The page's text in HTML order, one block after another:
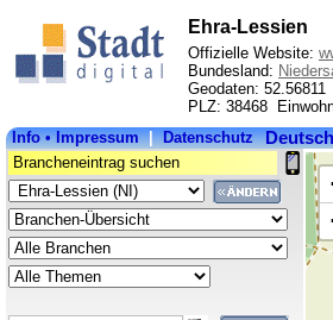
Ehra-Lessien
Offizielle Website:
Bundesland:
Geodaten:
PLZ: 38468